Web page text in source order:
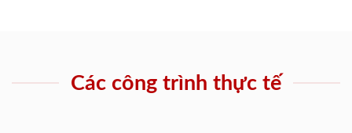
Các công trình thực tế